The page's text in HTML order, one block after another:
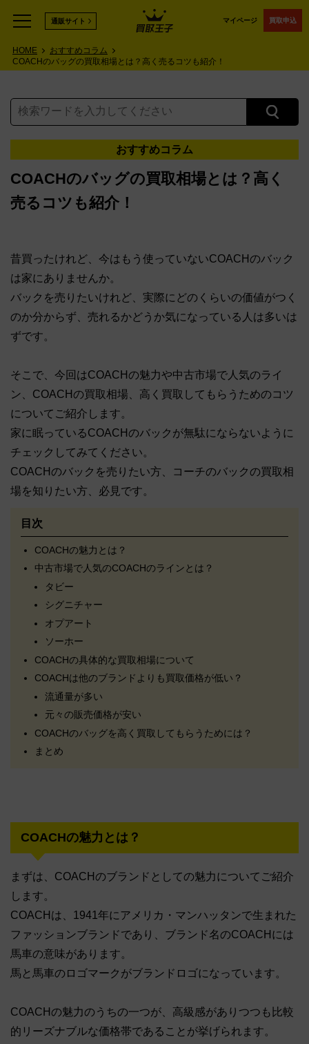
マイページ 買取申込
通販サイト
HOME
おすすめコラム
COACHのバッグの買取相場とは？高く売るコツも紹介！
おすすめコラム
COACHのバッグの買取相場とは？高く
売るコツも紹介！
昔買ったけれど、今はもう使っていないCOACHのバック
は家にありませんか。
バックを売りたいけれど、実際にどのくらいの価値がつく
のか分からず、売れるかどうか気になっている人は多いは
ずです。
そこで、今回はCOACHの魅力や中古市場で人気のライ
ン、COACHの買取相場、高く買取してもらうためのコツ
についてご紹介します。
家に眠っているCOACHのバックが無駄にならないように
チェックしてみてください。
COACHのバックを売りたい方、コーチのバックの買取相
場を知りたい方、必見です。
目次
COACHの魅力とは？
中古市場で人気のCOACHのラインとは？
タビー
シグニチャー
オプアート
ソーホー
COACHの具体的な買取相場について
COACHは他のブランドよりも買取価格が低い？
流通量が多い
元々の販売価格が安い
COACHのバッグを高く買取してもらうためには？
まとめ
COACHの魅力とは？
まずは、COACHのブランドとしての魅力についてご紹介
します。
COACHは、1941年にアメリカ・マンハッタンで生まれた
ファッションブランドであり、ブランド名のCOACHには
馬車の意味があります。
馬と馬車のロゴマークがブランドロゴになっています。
COACHの魅力のうちの一つが、高級感がありつつも比較
的リーズナブルな価格帯であることが挙げられます。